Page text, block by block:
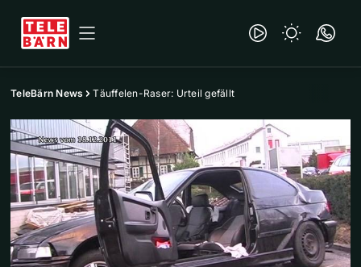
TeleBärn News Täuffelen-Raser: Urteil gefällt